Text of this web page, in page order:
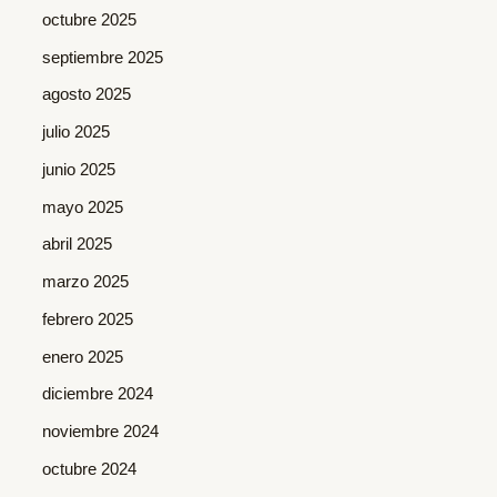
octubre 2025
septiembre 2025
agosto 2025
julio 2025
junio 2025
mayo 2025
abril 2025
marzo 2025
febrero 2025
enero 2025
diciembre 2024
noviembre 2024
octubre 2024